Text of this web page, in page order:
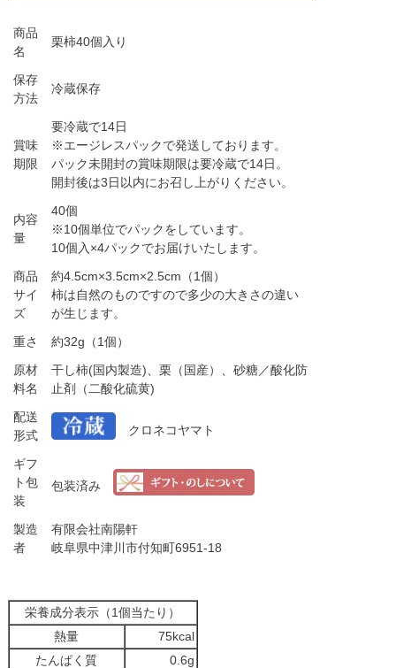
商品
名
栗柿40個入り
保存
方法
冷蔵保存
賞味
期限
要冷蔵で14日
※エージレスパックで発送しております。
パック未開封の賞味期限は要冷蔵で14日。
開封後は3日以内にお召し上がりください。
内容
量
40個
※10個単位でパックをしています。
10個入×4パックでお届けいたします。
商品
サイ
ズ
約4.5cm×3.5cm×2.5cm（1個）
柿は自然のものですので多少の大きさの違い
が生じます。
重さ
約32g（1個）
原材
料名
干し柿(国内製造)、栗（国産）、砂糖／酸化防
止剤（二酸化硫黄)
配送
形式
クロネコヤマト
ギフ
ト包
装
包装済み
製造
者
有限会社南陽軒
岐阜県中津川市付知町6951-18
栄養成分表示（1個当たり）
熱量
75kcal
たんぱく質
0.6g